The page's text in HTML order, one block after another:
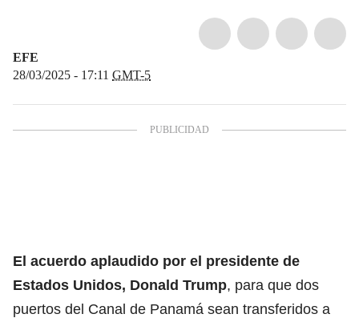
EFE
28/03/2025 - 17:11 GMT-5
El acuerdo aplaudido por el presidente de
Estados Unidos, Donald Trump, para que dos
puertos del Canal de Panamá sean transferidos a